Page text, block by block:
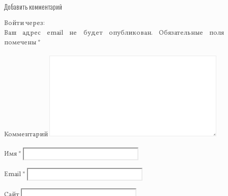
Добавить комментарий
Войти через:
Ваш адрес email не будет опубликован. Обязательные поля
помечены *
Комментарий
Имя *
Email *